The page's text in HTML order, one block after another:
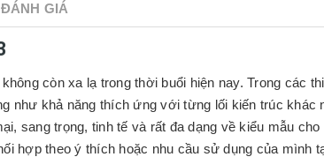
ĐÁNH GIÁ
còn xa lạ trong thời buổi hiện nay. Trong các
như khả năng thích ứng với từng lối kiến trúc
sang trọng, tinh tế và rất đa dạng về kiểu mẫu
hợp theo ý thích hoặc nhu cầu sử dụng của mình